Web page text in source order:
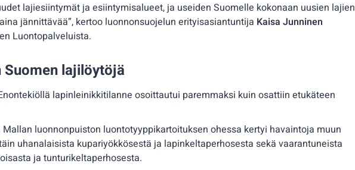
lajiesiintymät ja esiintymisalueet, ja useiden Suomelle kokonaan uusien lajien
jännittävää”, kertoo luonnonsuojelun erityisasiantuntija Kaisa Junninen
Luontopalveluista.
Suomen lajilöytöjä
lapinleinikkitilanne osoittautui paremmaksi kuin osattiin etukäteen
Mallan luonnonpuiston luontotyyppikartoituksen ohessa kertyi havaintoja muun
uhanalaisista kupariyökkösestä ja lapinkeltaperhosesta sekä vaarantuneista
ja tunturikeltaperhosesta.